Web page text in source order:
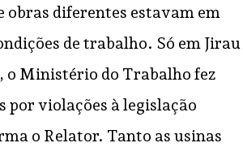
obras diferentes estavam em
de trabalho. Só em Jirau
o Ministério do Trabalho fez
por violações à legislação
o Relator. Tanto as usinas